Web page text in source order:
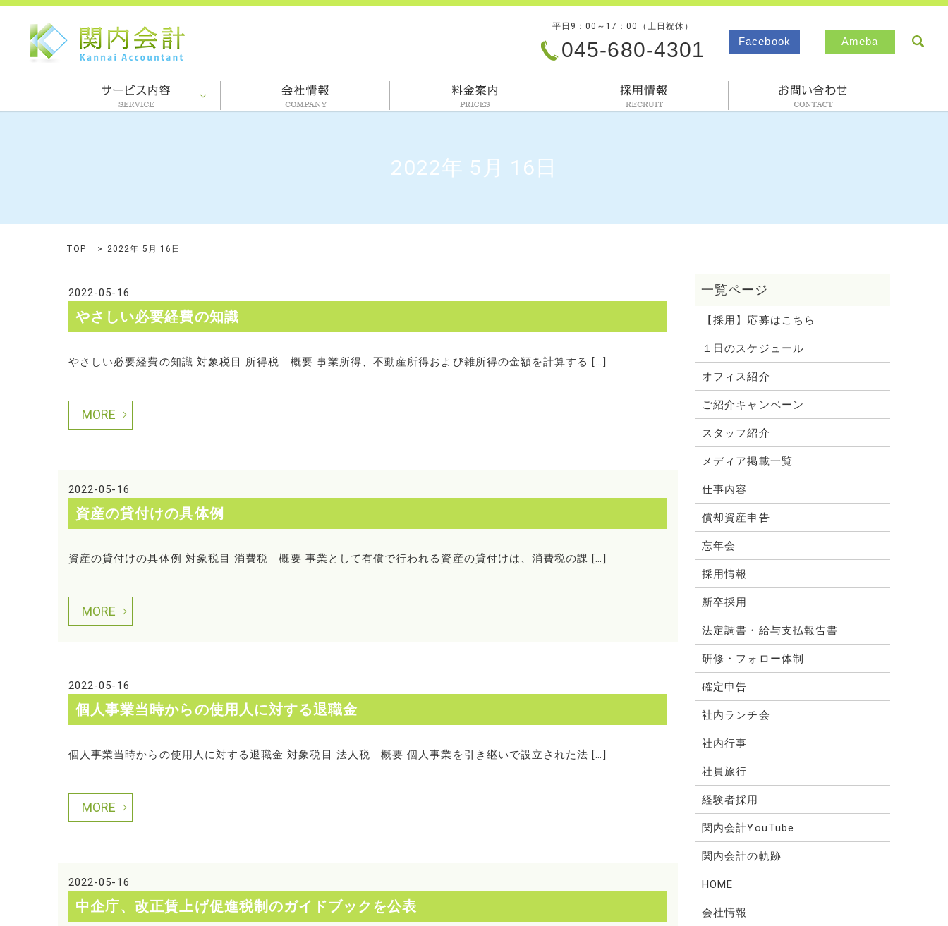
平日9：00～17：00（土日祝休）
045-680-4301 Facebook Ameba
2022年 5月 16日
TOP 2022年 5月 16日
2022-05-16
やさしい必要経費の知識
やさしい必要経費の知識 対象税目 所得税 概要 事業所得、不動産所得および雑所得の金額を計算する […]
MORE
2022-05-16
資産の貸付けの具体例
資産の貸付けの具体例 対象税目 消費税 概要 事業として有償で行われる資産の貸付けは、消費税の課 […]
MORE
2022-05-16
個人事業当時からの使用人に対する退職金
個人事業当時からの使用人に対する退職金 対象税目 法人税 概要 個人事業を引き継いで設立された法 […]
MORE
2022-05-16
中企庁、改正賃上げ促進税制のガイドブックを公表
【採用】応募はこちら
１日のスケジュール
オフィス紹介
ご紹介キャンペーン
スタッフ紹介
メディア掲載一覧
仕事内容
償却資産申告
忘年会
採用情報
新卒採用
法定調書・給与支払報告書
研修・フォロー体制
確定申告
社内ランチ会
社内行事
社員旅行
経験者採用
関内会計YouTube
関内会計の軌跡
HOME
会社情報